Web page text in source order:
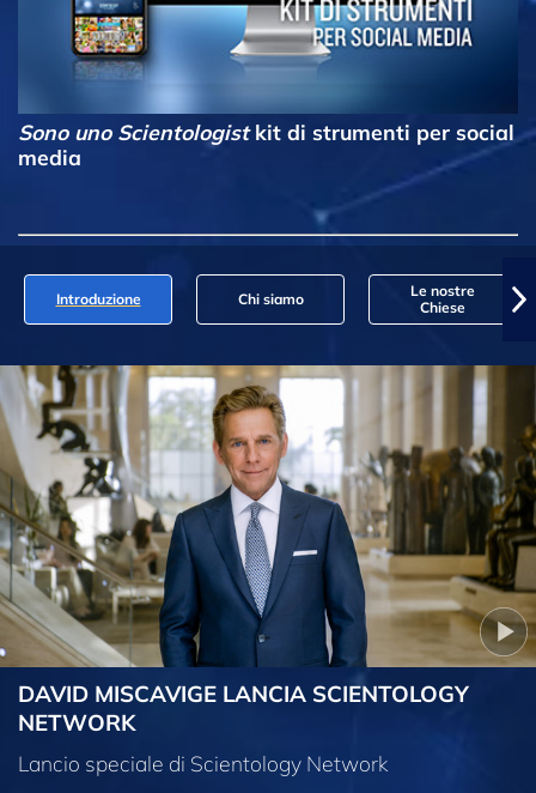
Sono uno Scientologistkit di strumenti per social
media
Introduzione Chi siamo
Le nostre
Chiese
DAVID MISCAVIGE LANCIA SCIENTOLOGY
NETWORK
Lancio speciale di Scientology Network